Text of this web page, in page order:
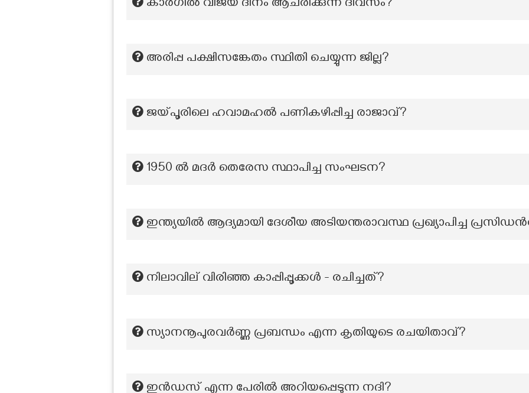
കാർഗിൽ വിജയ ദിനം ആചരിക്കുന്ന ദിവസം?
അരിപ്പ പക്ഷിസങ്കേതം സ്ഥിതി ചെയ്യുന്ന ജില്ല?
ജയ്പൂരിലെ ഹവാമഹൽ പണികഴിപ്പിച്ച രാജാവ്?
1950 ൽ മദർ തെരേസ സ്ഥാപിച്ച സംഘടന?
ഇന്ത്യയിൽ ആദ്യമായി ദേശീയ അടിയന്തരാവസ്ഥ പ്രഖ്യാപിച്ച
നിലാവില് വിരിഞ്ഞ കാപ്പിപ്പൂക്കള്‍ - രചിച്ചത്?
സ്യാനനൂപുരവർണ്ണ പ്രബന്ധം എന്ന കൃതിയുടെ രചയിതാവ്?
ഇൻഡസ് എന്ന പേരിൽ അറിയപ്പെടുന്ന നദി?